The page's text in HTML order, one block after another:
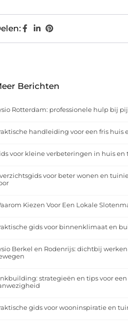
Berichten
Rotterdam: professionele hulp bij
handleiding voor een fris huis
voor kleine verbeteringen in huis en
voor beter wonen en
Kiezen Voor Een Lokale
gids voor binnenklimaat en
Berkel en Rodenrijs: dichtbij
strategieën en tips voor
gids voor wooninspiratie en